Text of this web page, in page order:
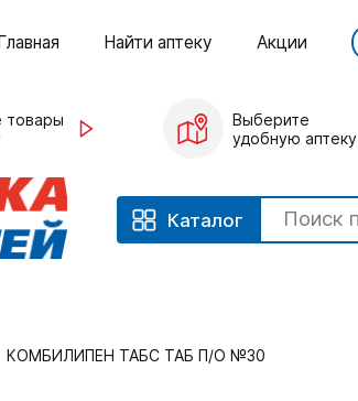
Найти аптеку Акции
товары
Выберите
удобную аптеку
Каталог
КОМБИЛИПЕН ТАБС ТАБ П/О №30